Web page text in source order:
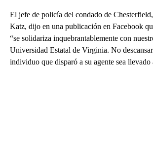
El jefe de policía del condado de
Katz, dijo en una publicación en Facebook
“se solidariza inquebrantablemente con
Universidad Estatal de Virginia. No
individuo que disparó a su agente sea llevado